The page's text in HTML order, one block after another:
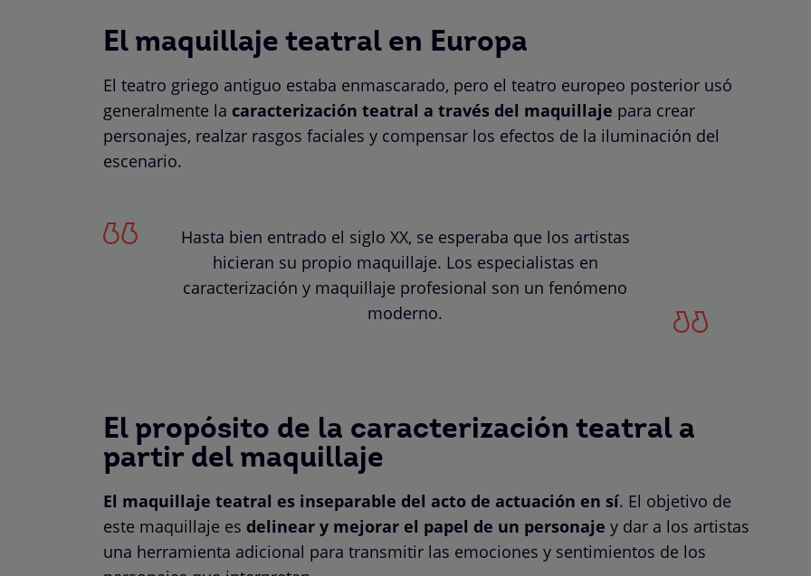
El maquillaje teatral en Europa
El teatro griego antiguo estaba enmascarado, pero el teatro europeo posterior usó
generalmente la caracterización teatral a través del maquillaje para crear
personajes, realzar rasgos faciales y compensar los efectos de la iluminación del
escenario.
Hasta bien entrado el siglo XX, se esperaba que los artistas
hicieran su propio maquillaje. Los especialistas en
caracterización y maquillaje profesional son un fenómeno
moderno.
El propósito de la caracterización teatral a
partir del maquillaje
El maquillaje teatral es inseparable del acto de actuación en sí. El objetivo de
este maquillaje es delinear y mejorar el papel de un personaje y dar a los artistas
una herramienta adicional para transmitir las emociones y sentimientos de los